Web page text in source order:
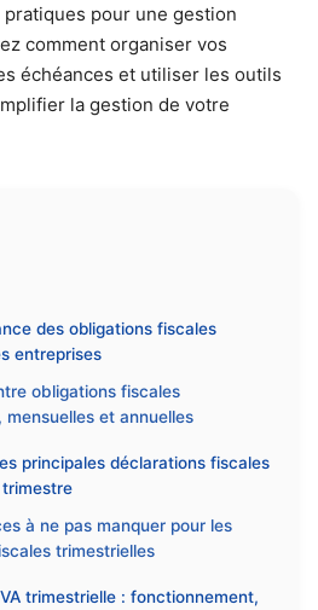
pour une gestion
comment organiser vos
échéances et utiliser les outils
la gestion de votre
des obligations fiscales
entreprises
obligations fiscales
mensuelles et annuelles
principales déclarations fiscales
à ne pas manquer pour les
trimestrielles
trimestrielle : fonctionnement,